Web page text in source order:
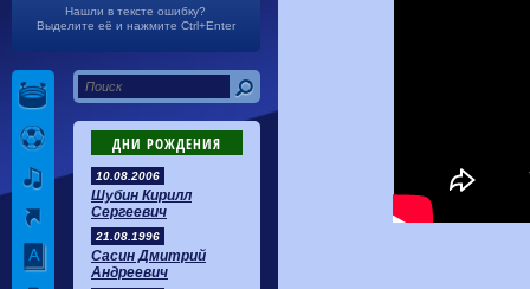
Нашли в тексте ошибку?
Выделите её и нажмите Ctrl+Enter
ДНИ РОЖДЕНИЯ
10.08.2006
Шубин Кирилл
Сергеевич
21.08.1996
Сасин Дмитрий
Андреевич